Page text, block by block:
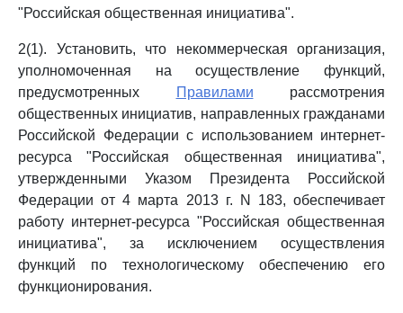
"Российская общественная инициатива".
2(1). Установить, что некоммерческая организация,
уполномоченная на осуществление функций,
предусмотренных
Правилами рассмотрения
общественных инициатив, направленных гражданами
Российской Федерации с использованием интернет-
ресурса "Российская общественная инициатива",
утвержденными Указом Президента Российской
Федерации от 4 марта 2013 г. N 183, обеспечивает
работу интернет-ресурса "Российская общественная
инициатива", за исключением осуществления
функций по технологическому обеспечению его
функционирования.